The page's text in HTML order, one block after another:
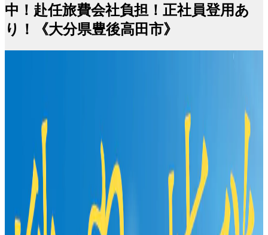
中！赴任旅費会社負担！正社員登用あ
り！《大分県豊後高田市》